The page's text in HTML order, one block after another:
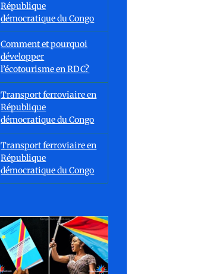
République
démocratique du Congo
Comment et pourquoi
développer
l’écotourisme en RDC?
Transport ferroviaire en
République
démocratique du Congo
Transport ferroviaire en
République
démocratique du Congo